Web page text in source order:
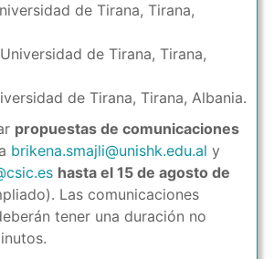
de Tirana, Tirana,
de Tirana, Tirana,
de Tirana, Tirana, Albania.
propuestas de comunicaciones
brikena.smajli@unishk.edu.al y
hasta el 15 de agosto de
Las comunicaciones
tener una duración no